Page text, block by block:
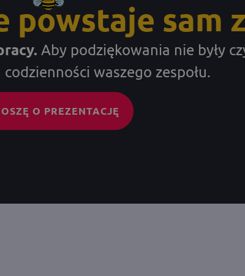
powstaje sam
Aby podziękowania nie były
codzienności waszego zespołu.
O PREZENTACJĘ